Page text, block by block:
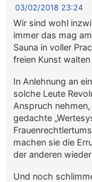
03/02/2018 23:24
Wir sind wohl
immer das mag
Sauna in voller
freien Kunst
In Anlehnung an
solche Leute
Anspruch
gedachte
machen sie die
der anderen
Und noch